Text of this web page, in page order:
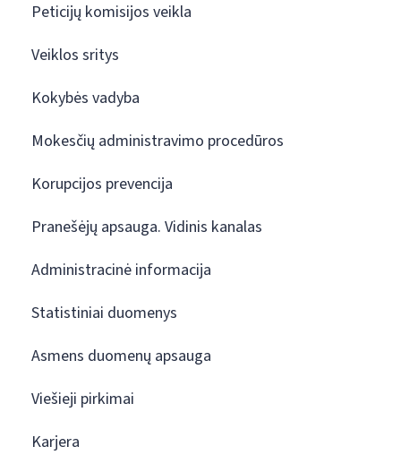
Peticijų komisijos veikla
Veiklos sritys
Kokybės vadyba
Mokesčių administravimo procedūros
Korupcijos prevencija
Pranešėjų apsauga. Vidinis kanalas
Administracinė informacija
Statistiniai duomenys
Asmens duomenų apsauga
Viešieji pirkimai
Karjera